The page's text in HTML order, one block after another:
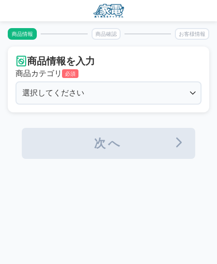
商品情報 商品確認 お客様情報
商品情報を入力
商品カテゴリ 必須
次へ